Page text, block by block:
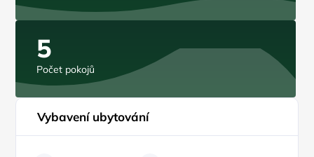
5
Počet pokojů
Vybavení ubytování